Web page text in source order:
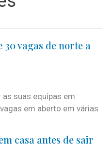
vagas de norte a
suas equipas em
em aberto em várias
casa antes de sair